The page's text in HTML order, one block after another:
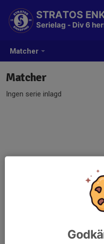
Matcher
STRATOS
Serielag - Div 6
Matcher
Ingen serie inlagd